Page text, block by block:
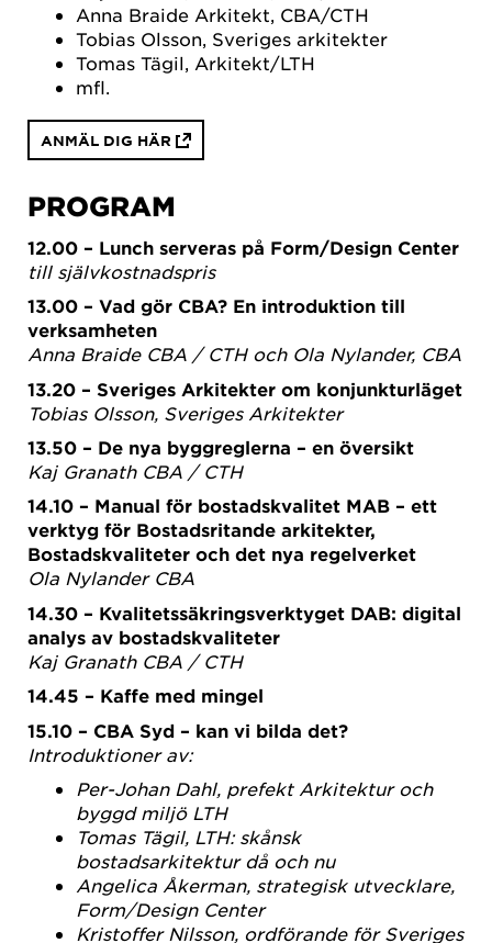
Anna Braide Arkitekt, CBA/CTH
Tobias Olsson, Sveriges arkitekter
Tomas Tägil, Arkitekt/LTH
mfl.
ANMÄL DIG HÄR
PROGRAM
12.00 – Lunch serveras på Form/Design Center
till självkostnadspris
13.00 – Vad gör CBA? En introduktion till
verksamheten
Anna Braide CBA / CTH och Ola Nylander, CBA
13.20 – Sveriges Arkitekter om konjunkturläget
Tobias Olsson, Sveriges Arkitekter
13.50 – De nya byggreglerna – en översikt
Kaj Granath CBA / CTH
14.10 – Manual för bostadskvalitet MAB – ett
verktyg för Bostadsritande arkitekter,
Bostadskvaliteter och det nya regelverket
Ola Nylander CBA
14.30 – Kvalitetssäkringsverktyget DAB: digital
analys av bostadskvaliteter
Kaj Granath CBA / CTH
14.45 – Kaffe med mingel
15.10 – CBA Syd – kan vi bilda det?
Introduktioner av:
Per-Johan Dahl, prefekt Arkitektur och
byggd miljö LTH
Tomas Tägil, LTH: skånsk
bostadsarkitektur då och nu
Angelica Åkerman, strategisk utvecklare,
Form/Design Center
Kristoffer Nilsson, ordförande för Sveriges